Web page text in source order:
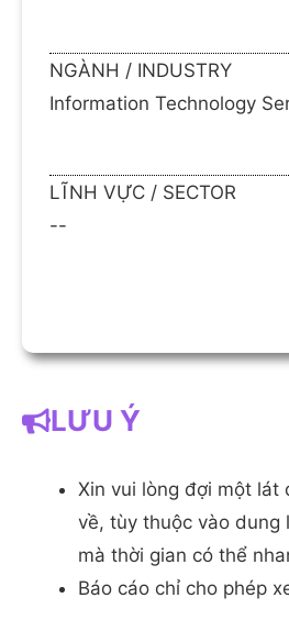
NGÀNH / INDUSTRY
Information Technology
LĨNH VỰC / SECTOR
--
LƯU Ý
Xin vui lòng đợi một lát
về, tùy thuộc vào dung
mà thời gian có thể
Báo cáo chỉ cho phép